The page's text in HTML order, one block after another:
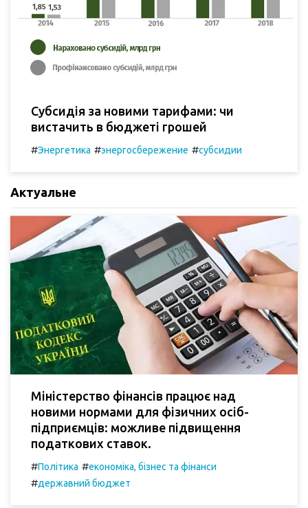
Субсидія за новими тарифами: чи
вистачить в бюджеті грошей
#Энергетика #энергосбережение #субсидии
Актуальне
Міністерство фінансів працює над
новими нормами для фізичних осіб-
підприємців: можливе підвищення
податкових ставок.
#Політика #економіка, бізнес та фінанси
#державний бюджет